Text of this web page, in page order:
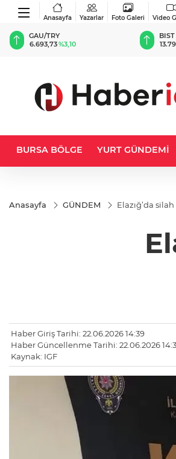
Anasayfa Yazarlar Foto Galeri Video
GAU/TRY
6.693,73%3,10
BIST
BURSA BÖLGE YURT GÜNDEMİ
Anasayfa GÜNDEM Elazığ’da
Haber Giriş Tarihi: 22.06.2026 14:39
Haber Güncellenme Tarihi: 22.06.2026
Kaynak: IGF